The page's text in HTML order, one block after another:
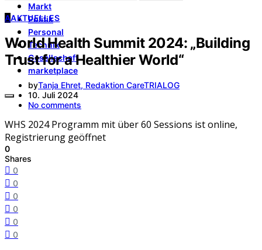
Markt
Politik
Personal
Technik
Gesellschaft
marketplace
AAKTUELLES
World Health Summit 2024: „Building
Trust for a Healthier World“
byTanja Ehret, Redaktion CareTRIALOG
10. Juli 2024
No comments
WHS 2024 Programm mit über 60 Sessions ist online,
Registrierung geöffnet
0
Shares
0
0
0
0
0
0